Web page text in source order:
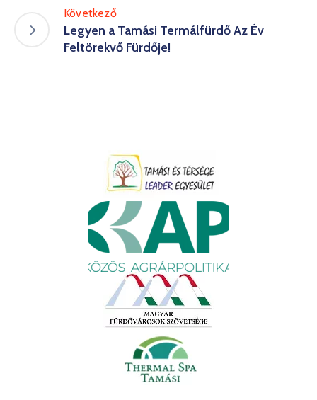
Következő
Legyen a Tamási Termálfürdő Az Év
Feltörekvő Fürdője!